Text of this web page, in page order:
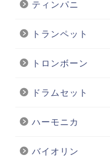
ティンパニ
トランペット
トロンボーン
ドラムセット
ハーモニカ
バイオリン